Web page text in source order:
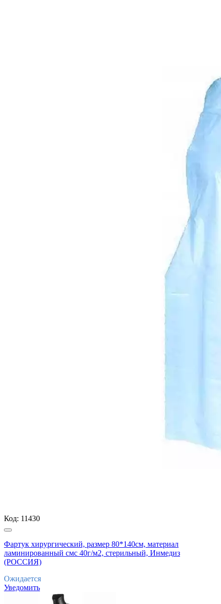
Код: 11430
Фартук хирургический, размер 80*140см, материал
ламинированный смс 40г/м2, стерильный, Инмедиз
(РОССИЯ)
Ожидается
Уведомить